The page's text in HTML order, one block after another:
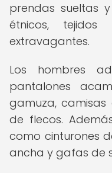
prendas sueltas
étnicos, tejidos
extravagantes.
Los hombres
pantalones
gamuza,
de flecos.
como cinturones
ancha y gafas de